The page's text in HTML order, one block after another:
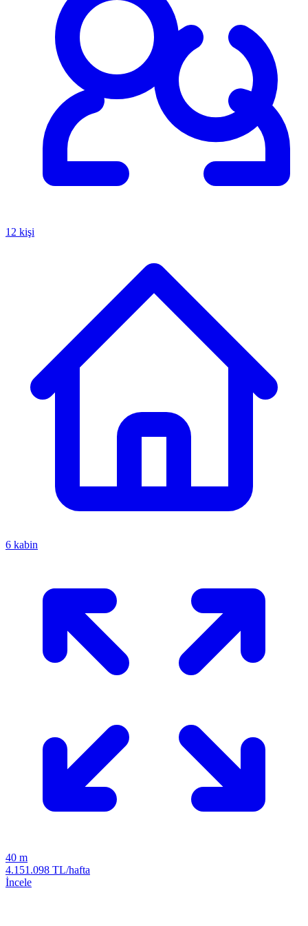
12 kişi
6 kabin
40 m
4.151.098 TL/hafta
İncele